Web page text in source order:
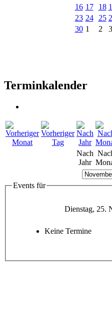
16 17 18
23 24 25
30 1 2 3
Terminkalender
Nach
Jahr
Events für
Dienstag, 25.
Keine Termine